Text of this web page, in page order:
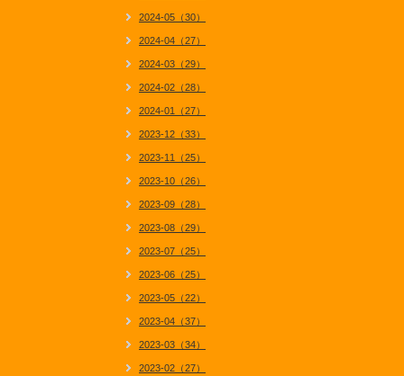
2024-05（30）
2024-04（27）
2024-03（29）
2024-02（28）
2024-01（27）
2023-12（33）
2023-11（25）
2023-10（26）
2023-09（28）
2023-08（29）
2023-07（25）
2023-06（25）
2023-05（22）
2023-04（37）
2023-03（34）
2023-02（27）